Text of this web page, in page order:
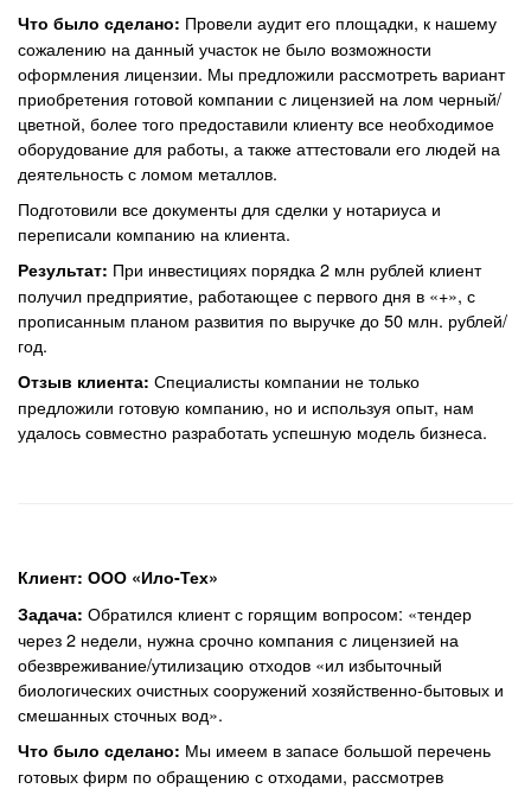
Что было сделано: Провели аудит его площадки, к нашему
сожалению на данный участок не было возможности
оформления лицензии. Мы предложили рассмотреть вариант
приобретения готовой компании с лицензией на лом черный/
цветной, более того предоставили клиенту все необходимое
оборудование для работы, а также аттестовали его людей на
деятельность с ломом металлов.
Подготовили все документы для сделки у нотариуса и
переписали компанию на клиента.
Результат: При инвестициях порядка 2 млн рублей клиент
получил предприятие, работающее с первого дня в «+», с
прописанным планом развития по выручке до 50 млн. рублей/
год.
Отзыв клиента: Специалисты компании не только
предложили готовую компанию, но и используя опыт, нам
удалось совместно разработать успешную модель бизнеса.
Клиент: ООО «Ило-Тех»
Задача: Обратился клиент с горящим вопросом: «тендер
через 2 недели, нужна срочно компания с лицензией на
обезвреживание/утилизацию отходов «ил избыточный
биологических очистных сооружений хозяйственно-бытовых и
смешанных сточных вод».
Что было сделано: Мы имеем в запасе большой перечень
готовых фирм по обращению с отходами, рассмотрев